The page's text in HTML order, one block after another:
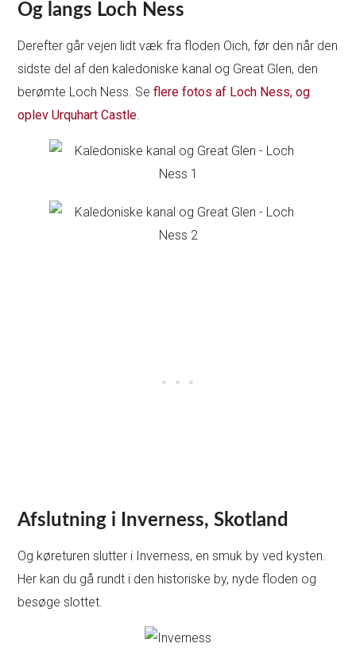
Og langs Loch Ness
Derefter går vejen lidt væk fra floden Oich, før den når den
sidste del af den kaledoniske kanal og Great Glen, den
berømte Loch Ness. Seflere fotos af Loch Ness, og
oplev Urquhart Castle.
Afslutning i Inverness, Skotland
Og køreturen slutter i Inverness, en smuk by ved kysten.
Her kan du gå rundt i den historiske by, nyde floden og
besøge slottet.